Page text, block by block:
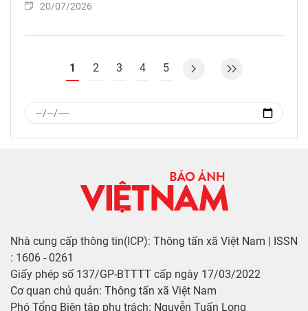
20/07/2026
1 2 3 4 5
Nhà cung cấp thông tin(ICP): Thông tấn xã Việt Nam | ISSN
: 1606 - 0261
Giấy phép số 137/GP-BTTTT cấp ngày 17/03/2022
Cơ quan chủ quản: Thông tấn xã Việt Nam
Phó Tổng Biên tập phụ trách: Nguyễn Tuấn Long